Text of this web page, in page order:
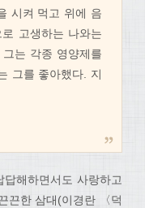
시켜 먹고 위에 음
고생하는 나와는
는 각종 영양제를
그를 좋아했다. 지
답해하면서도 사랑하고
끈한 삼대(이경란 〈덕